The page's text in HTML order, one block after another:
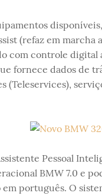
(refaz em
com controle digital
fornece dados de
(Teleservices),
Pessoal
BMW 7.0 e
português. O